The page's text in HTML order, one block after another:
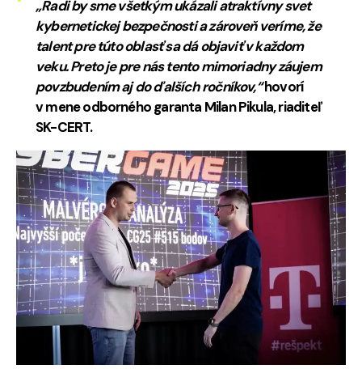
„Radi by sme všetkým ukázali atraktívny svet
kybernetickej bezpečnosti a zároveň veríme, že
talent pre túto oblasť sa dá objaviť v každom
veku. Preto je pre nás tento mimoriadny záujem
povzbudením aj do ďalších ročníkov,“hovorí
v mene odborného garanta Milan Pikula, riaditeľ
SK-CERT.